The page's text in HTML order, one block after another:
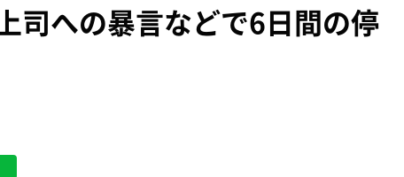
司への暴言などで6日間の停